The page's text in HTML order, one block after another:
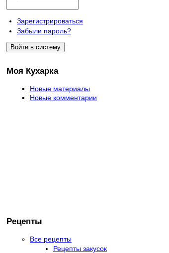
Зарегистрироваться
Забыли пароль?
Моя Кухарка
Новые материалы
Новые комментарии
Рецепты
Все рецепты
Рецепты закусок